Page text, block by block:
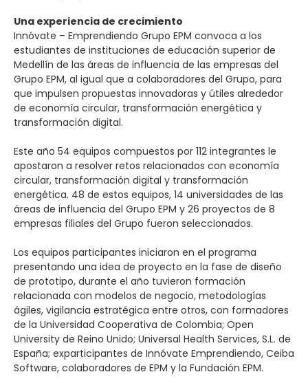
Una experiencia de crecimiento
Innóvate – Emprendiendo Grupo EPM convoca a los
estudiantes de instituciones de educación superior de
Medellín de las áreas de influencia de las empresas del
Grupo EPM, al igual que a colaboradores del Grupo, para
que impulsen propuestas innovadoras y útiles alrededor
de economía circular, transformación energética y
transformación digital.
Este año 54 equipos compuestos por 112 integrantes le
apostaron a resolver retos relacionados con economía
circular, transformación digital y transformación
energética. 48 de estos equipos, 14 universidades de las
áreas de influencia del Grupo EPM y 26 proyectos de 8
empresas filiales del Grupo fueron seleccionados.
Los equipos participantes iniciaron en el programa
presentando una idea de proyecto en la fase de diseño
de prototipo, durante el año tuvieron formación
relacionada con modelos de negocio, metodologías
ágiles, vigilancia estratégica entre otros, con formadores
de la Universidad Cooperativa de Colombia; Open
University de Reino Unido; Universal Health Services, S.L. de
España; exparticipantes de Innóvate Emprendiendo, Ceiba
Software, colaboradores de EPM y la Fundación EPM.